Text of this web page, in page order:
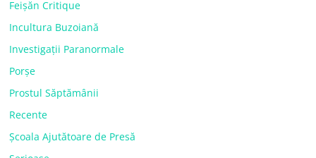
Feișăn Critique
Incultura Buzoiană
Investigații Paranormale
Porșe
Prostul Săptămânii
Recente
Școala Ajutătoare de Presă